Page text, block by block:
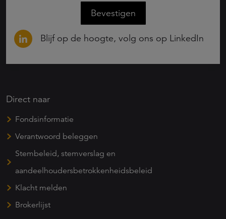
Bevestigen
Blijf op de hoogte, volg ons op LinkedIn
Direct naar
Fondsinformatie
Verantwoord beleggen
Stembeleid, stemverslag en
aandeelhoudersbetrokkenheidsbeleid
Klacht melden
Brokerlijst